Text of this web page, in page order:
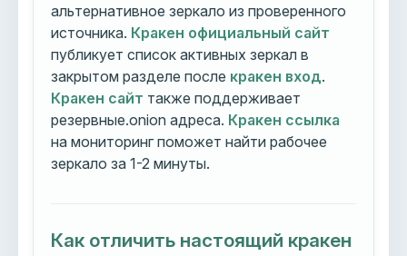
альтернативное зеркало из проверенного
источника. Кракен официальный сайт
публикует список активных зеркал в
закрытом разделе после кракен вход.
Кракен сайт также поддерживает
резервные.onion адреса. Кракен ссылка
на мониторинг поможет найти рабочее
зеркало за 1-2 минуты.
Как отличить настоящий кракен